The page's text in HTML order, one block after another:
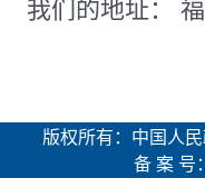
我们的地址：
版权所有：中国人
备 案 号